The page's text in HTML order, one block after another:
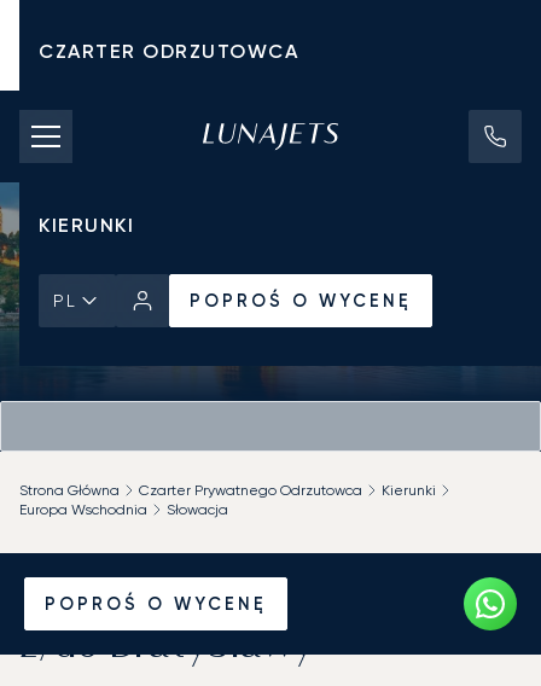
CZARTER ODRZUTOWCA
KOSZTY CZARTERU
PRYWATNE ODRZUTOWCE
KIERUNKI
PL POPROŚ O WYCENĘ
POPROŚ O WYCENĘ
Strona Główna Czarter Prywatnego Odrzutowca
Kierunki
Europa Wschodnia
Słowacja
Wynajmij jet prywatny
z/do Bratysławy